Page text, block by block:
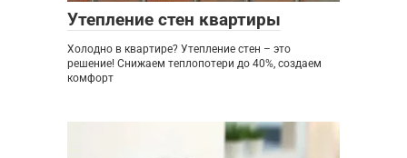
Утепление стен квартиры
Холодно в квартире? Утепление стен – это
решение! Снижаем теплопотери до 40%, создаем
комфорт